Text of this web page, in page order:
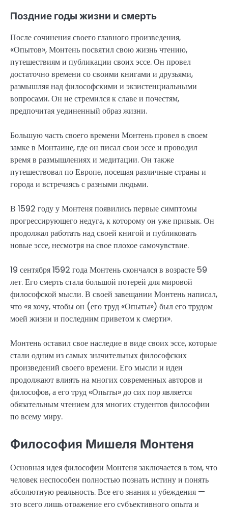
Поздние годы жизни и смерть
После сочинения своего главного произведения,
«Опытов», Монтень посвятил свою жизнь чтению,
путешествиям и публикации своих эссе. Он провел
достаточно времени со своими книгами и друзьями,
размышляя над философскими и экзистенциальными
вопросами. Он не стремился к славе и почестям,
предпочитая уединенный образ жизни.
Большую часть своего времени Монтень провел в своем
замке в Монтаине, где он писал свои эссе и проводил
время в размышлениях и медитации. Он также
путешествовал по Европе, посещая различные страны и
города и встречаясь с разными людьми.
В 1592 году у Монтеня появились первые симптомы
прогрессирующего недуга, к которому он уже привык. Он
продолжал работать над своей книгой и публиковать
новые эссе, несмотря на свое плохое самочувствие.
19 сентября 1592 года Монтень скончался в возрасте 59
лет. Его смерть стала большой потерей для мировой
философской мысли. В своей завещании Монтень написал,
что «я хочу, чтобы он (его труд «Опыты») был его трудом
моей жизни и последним приветом к смерти».
Монтень оставил свое наследие в виде своих эссе, которые
стали одним из самых значительных философских
произведений своего времени. Его мысли и идеи
продолжают влиять на многих современных авторов и
философов, а его труд «Опыты» до сих пор является
обязательным чтением для многих студентов философии
по всему миру.
Философия Мишеля Монтеня
Основная идея философии Монтеня заключается в том, что
человек неспособен полностью познать истину и понять
абсолютную реальность. Все его знания и убеждения —
это всего лишь отражение его субъективного опыта и